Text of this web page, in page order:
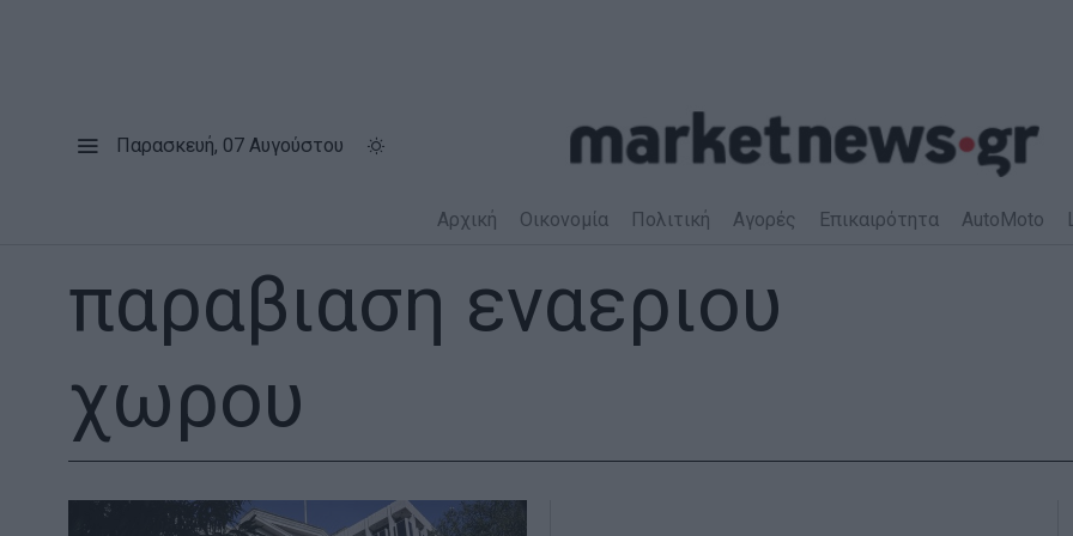
Παρασκευή, 07 Αυγούστου
Αρχική Οικονομία Πολιτική Αγορές Επικαιρότητα AutoMoto
παραβιαση εναεριου
χωρου